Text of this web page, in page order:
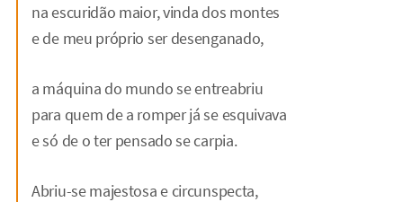
na escuridão maior, vinda dos montes
e de meu próprio ser desenganado,
a máquina do mundo se entreabriu
para quem de a romper já se esquivava
e só de o ter pensado se carpia.
Abriu-se majestosa e circunspecta,